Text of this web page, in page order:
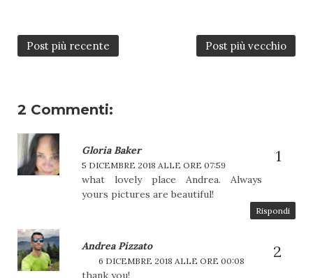
Post più recente Post più vecchio
2 Commenti:
Gloria Baker
5 DICEMBRE 2018 ALLE ORE 07:59
what lovely place Andrea. Always
yours pictures are beautiful!
Rispondi
Andrea Pizzato
6 DICEMBRE 2018 ALLE ORE 00:08